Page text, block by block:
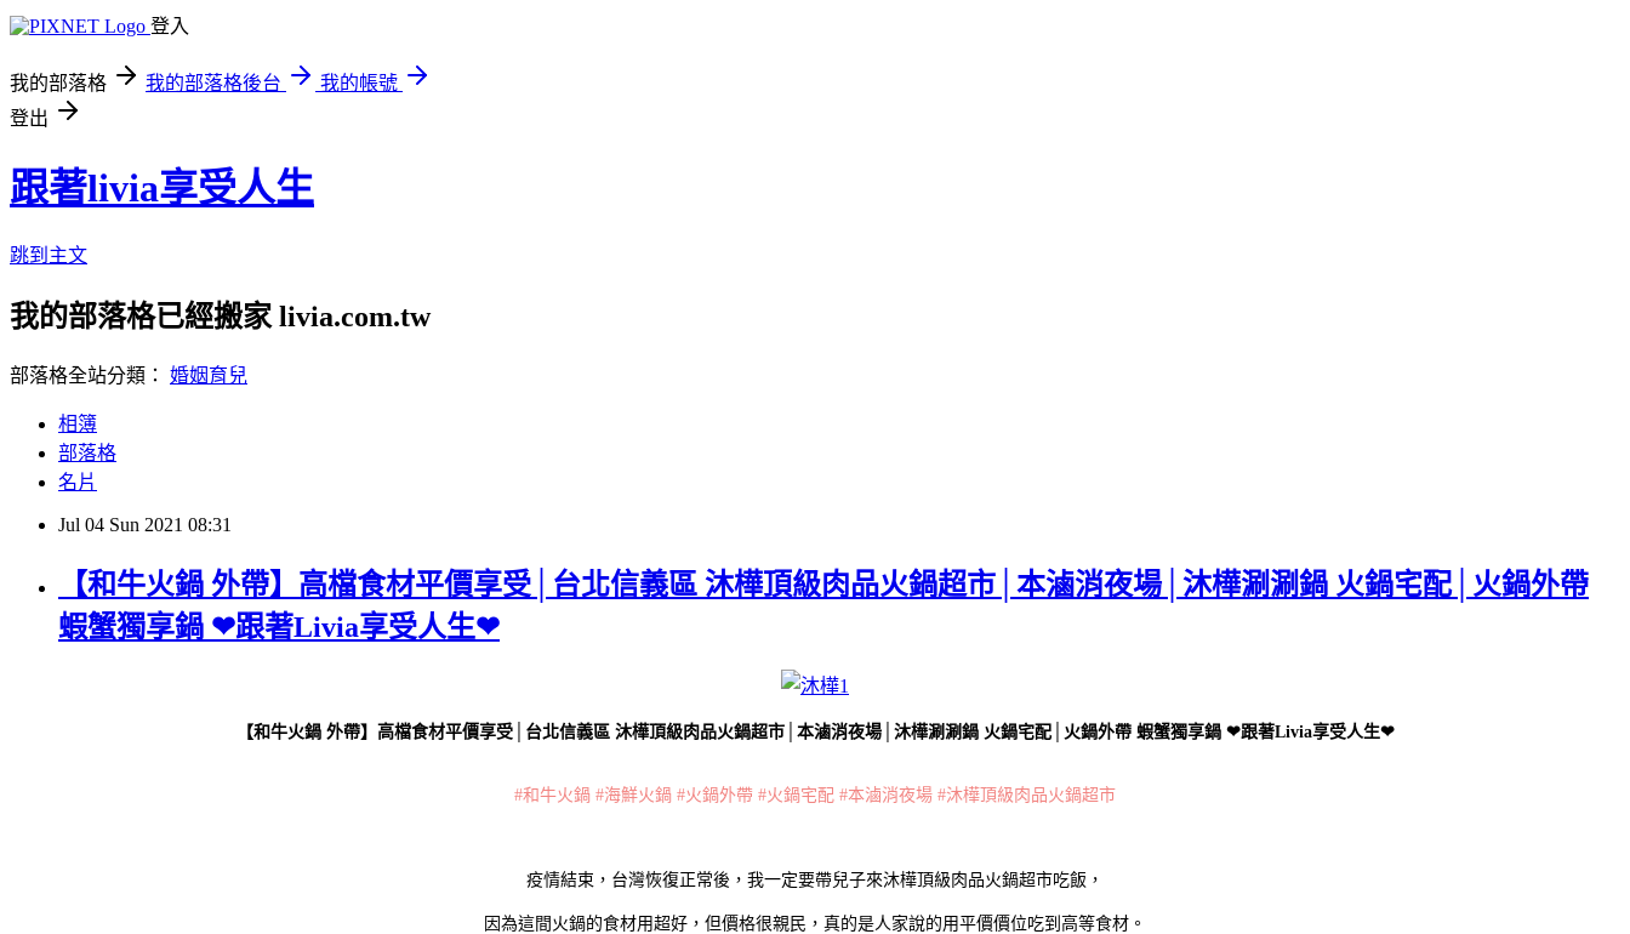
登入
我的部落格 我的部落格後台
我的帳號
登出
跟著livia享受人生
跳到主文
我的部落格已經搬家 livia.com.tw
部落格全站分類： 婚姻育兒
相簿
部落格
名片
Jul 04 Sun 2021 08:31
【和牛火鍋 外帶】高檔食材平價享受│台北信義區 沐樺頂級肉品火鍋超市│本滷消夜場│沐樺涮涮鍋 火鍋宅配│火鍋外帶
蝦蟹獨享鍋 ❤跟著Livia享受人生❤
【和牛火鍋 外帶】高檔食材平價享受│台北信義區 沐樺頂級肉品火鍋超市│本滷消夜場│沐樺涮涮鍋 火鍋宅配│火鍋外帶 蝦蟹獨享鍋 ❤跟著Livia享受人生❤
#和牛火鍋 #海鮮火鍋 #火鍋外帶 #火鍋宅配 #本滷消夜場 #沐樺頂級肉品火鍋超市
疫情結束，台灣恢復正常後，我一定要帶兒子來沐樺頂級肉品火鍋超市吃飯，
因為這間火鍋的食材用超好，但價格很親民，真的是人家說的用平價價位吃到高等食材。